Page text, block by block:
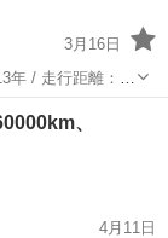
3月16日
年 / 走行距離：
自動車基本情報
ード名:コ...
、
4月11日